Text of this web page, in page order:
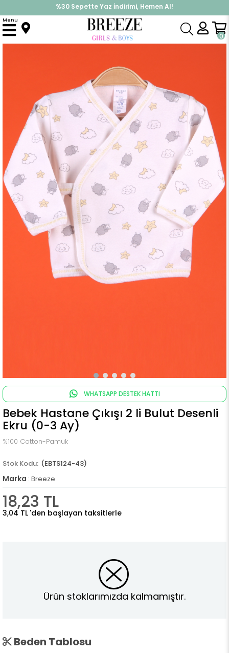
%30 Sepette Yaz İndirimi, Hemen Al!
İndirimlere ek %10 İndirimi Kap, Hemen Üye Ol!
0
Menu
Anasayfa Hastane Çıkışı
WHATSAPP DESTEK HATTI
Bebek Hastane Çıkışı 2 li Bulut Desenli
Ekru (0-3 Ay)
%100 Cotton-Pamuk
(EBTS124-43)
Marka : Breeze
18,23 TL
3,04 TL 'den başlayan taksitlerle
Ürün stoklarımızda kalmamıştır.
Beden Tablosu